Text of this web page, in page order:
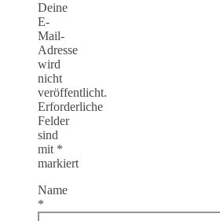
Deine
E-
Mail-
Adresse
wird
nicht
veröffentlicht.
Erforderliche
Felder
sind
mit *
markiert
Name
*